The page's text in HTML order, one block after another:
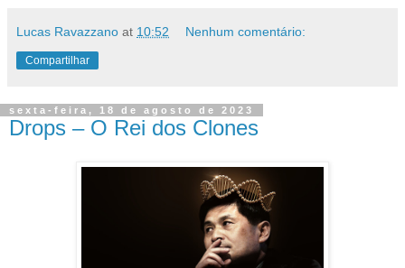
Lucas Ravazzano at 10:52 Nenhum comentário:
Compartilhar
sexta-feira, 18 de agosto de 2023
Drops – O Rei dos Clones